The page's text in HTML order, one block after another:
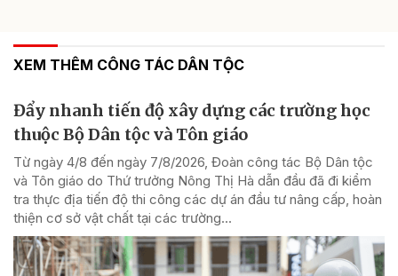
XEM THÊM CÔNG TÁC DÂN TỘC
Đẩy nhanh tiến độ xây dựng các trường học
thuộc Bộ Dân tộc và Tôn giáo
Từ ngày 4/8 đến ngày 7/8/2026, Đoàn công tác Bộ Dân tộc
và Tôn giáo do Thứ trưởng Nông Thị Hà dẫn đầu đã đi kiểm
tra thực địa tiến độ thi công các dự án đầu tư nâng cấp, hoàn
thiện cơ sở vật chất tại các trường...